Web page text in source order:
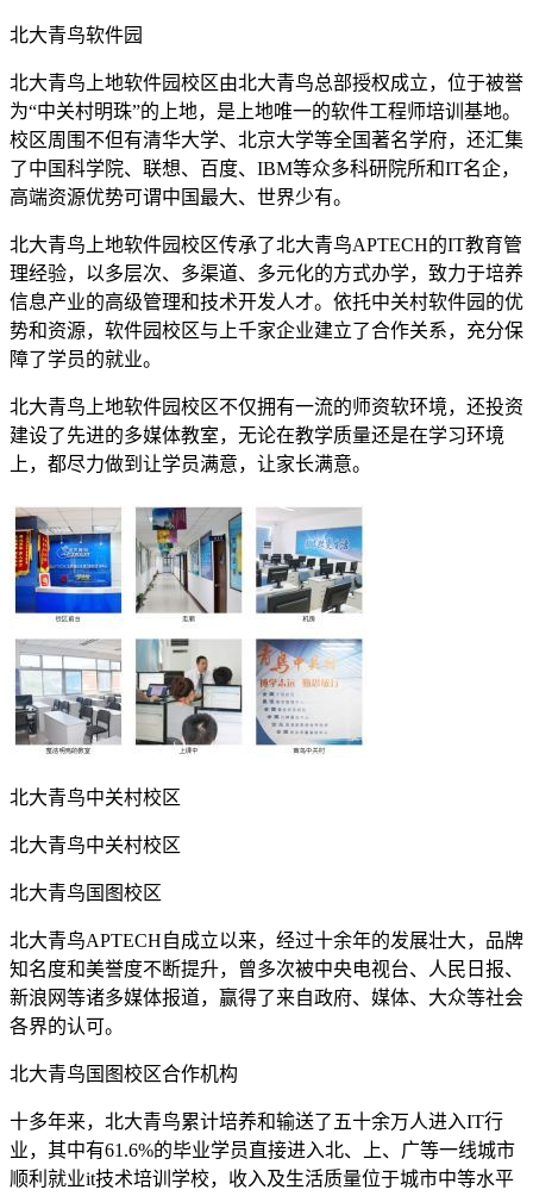
北大青鸟软件园
北大青鸟上地软件园校区由北大青鸟总部授权成立，位于被誉
为“中关村明珠”的上地，是上地唯一的软件工程师培训基地。
校区周围不但有清华大学、北京大学等全国著名学府，还汇集
了中国科学院、联想、百度、IBM等众多科研院所和IT名企，
高端资源优势可谓中国最大、世界少有。
北大青鸟上地软件园校区传承了北大青鸟APTECH的IT教育管
理经验，以多层次、多渠道、多元化的方式办学，致力于培养
信息产业的高级管理和技术开发人才。依托中关村软件园的优
势和资源，软件园校区与上千家企业建立了合作关系，充分保
障了学员的就业。
北大青鸟上地软件园校区不仅拥有一流的师资软环境，还投资
建设了先进的多媒体教室，无论在教学质量还是在学习环境
上，都尽力做到让学员满意，让家长满意。
北大青鸟中关村校区
北大青鸟中关村校区
北大青鸟国图校区
北大青鸟APTECH自成立以来，经过十余年的发展壮大，品牌
知名度和美誉度不断提升，曾多次被中央电视台、人民日报、
新浪网等诸多媒体报道，赢得了来自政府、媒体、大众等社会
各界的认可。
北大青鸟国图校区合作机构
十多年来，北大青鸟累计培养和输送了五十余万人进入IT行
业，其中有61.6%的毕业学员直接进入北、上、广等一线城市
顺利就业it技术培训学校，收入及生活质量位于城市中等水平